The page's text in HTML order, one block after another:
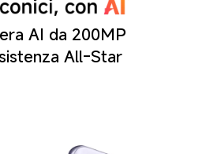
AI da 200MP
All-Star